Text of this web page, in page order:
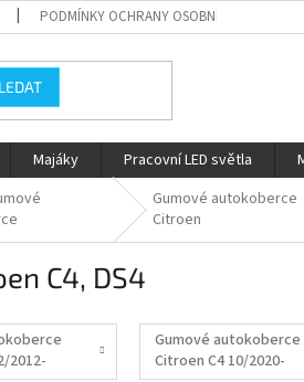
PODMÍNKY OCHRANY OSOBNÍCH ÚDAJŮ
Majáky Pracovní LED světla
Gumové autokoberce
Citroen
C4, DS4
2012-
Gumové autokoberce
Citroen C4 10/2020-